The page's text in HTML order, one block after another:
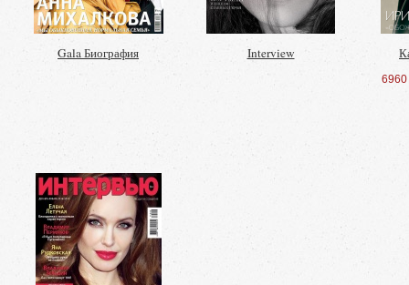
Gala Биография Interview
6960